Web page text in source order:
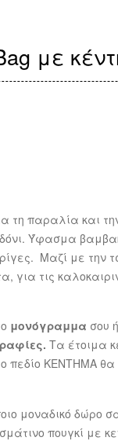
με
τη παραλία και
Ύφασμα
Μαζί με την
για τις
μονόγραμμα σου
Τα έτοιμα
πεδίο ΚΕΝΤΗΜΑ θα
μοναδικό δώρο
πουγκί με